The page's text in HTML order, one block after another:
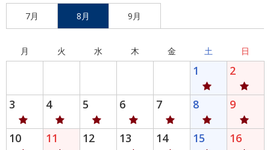
7月 8月 9月
月 火 水 木 金 土 日
1 2
3 4 5 6 7 8 9
10 11 12 13 14 15 16